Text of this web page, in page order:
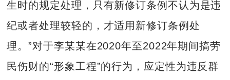
生时的规定处理，只有新修订条例不认为是违
纪或者处理较轻的，才适用新修订条例处
理。”对于李某某在2020年至2022年期间搞劳
民伤财的“形象工程”的行为，应定性为违反群